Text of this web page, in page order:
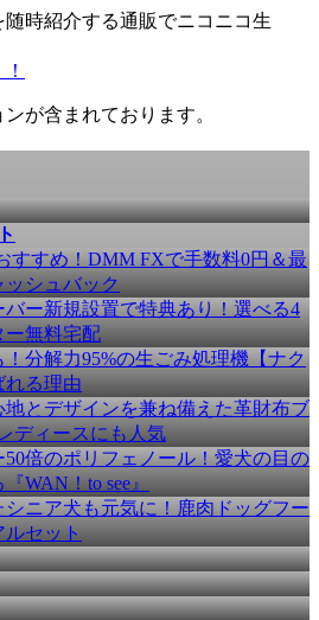
時紹介する通販でニコニコ生
が含まれております。
すすめ！DMM FXで手数料0円＆最
ッシュバック
ー新規設置で特典あり！選べる4
ー無料宅配
分解力95%の生ごみ処理機【ナク
れる理由
地とデザインを兼ね備えた革財布ブ
ディースにも人気
倍のポリフェノール！愛犬の目の
WAN！to see』
シニア犬も元気に！鹿肉ドッグフー
ルセット